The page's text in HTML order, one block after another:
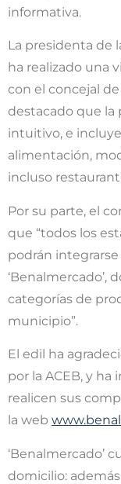
informativa.
La presidenta de
ha realizado una
con el concejal
destacado que la
intuitivo, e
alimentación,
incluso
Por su parte, el
que “todos los
podrán
‘Benalmercado’,
categorías de
municipio”.
El edil ha
por la ACEB, y ha
realicen sus
la web
‘Benalmercado’
domicilio: